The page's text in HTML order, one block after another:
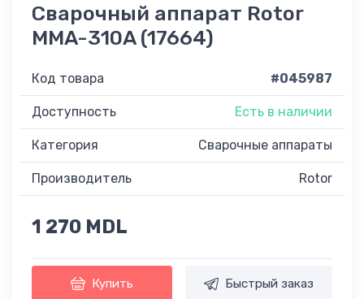
Сварочный аппарат Rotor
MMA-310A (17664)
Код товара #045987
Доступность Есть в наличии
Категория Сварочные аппараты
Производитель Rotor
1 270 MDL
Купить Быстрый заказ